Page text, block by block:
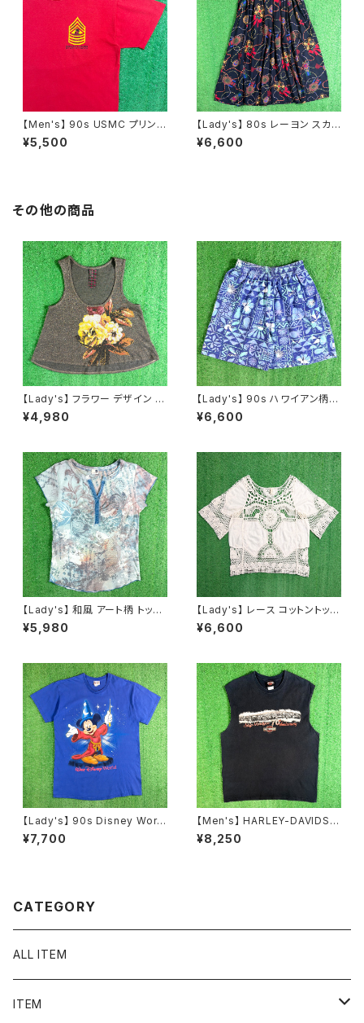
【Men's】 90s USMC プリント
Tシャツ / アメリカ製 USA製 9
0年代 ティーシャツ T-Shirt 古
¥5,500
【Lady's】 80s レーヨン スカ
ーフ柄 スカート / 80年代 古着
レディース 総柄 2266
¥6,600
その他の商品
【Lady's】 フラワー デザイン ラ
メ入り タンクトップ / アメリカ製
USA製 古着 レディース キャミ
¥4,980
【Lady's】 90s ハワイアン柄
ショートパンツ / 90年代 ハーフ
パンツ ハーパン ショーパン イ
¥6,600
【Lady's】 和風 アート柄 トップ
ス / アメリカ製 USA製 古着 レ
ディース T-Shirt ティーシャツ
¥5,980
【Lady's】 レース コットントップ
ス / 古着 レディース 半袖 N148
8
¥6,600
【Lady's】 90s Disney World
Mickey Tシャツ ワンピース /
アメリカ製 USA製 90年代 ティ
¥7,700
【Men's】 HARLEY-DAVIDSO
N ノースリーブ Tシャツ / 古着
メンズ ハーレーダビッドソン ハ
¥8,250
CATEGORY
ALL ITEM
ITEM